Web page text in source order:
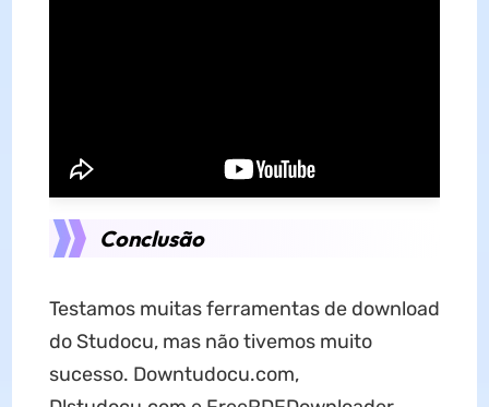
Conclusão
Testamos muitas ferramentas de download
do Studocu, mas não tivemos muito
sucesso. Downtudocu.com,